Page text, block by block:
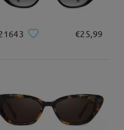
€25,99